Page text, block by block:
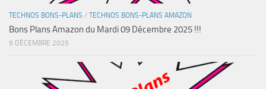
TECHNOS BONS-PLANS / TECHNOS BONS-PLANS AMAZON
Bons Plans Amazon du Mardi 09 Décembre 2025 !!!
9 DÉCEMBRE 2025